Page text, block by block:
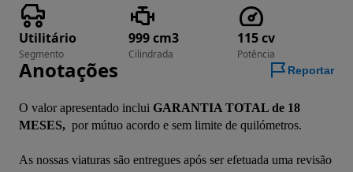
Utilitário
Segmento
999 cm3
Cilindrada
115 cv
Potência
Anotações Reportar
O valor apresentado inclui GARANTIA TOTAL de 18
MESES, por mútuo acordo e sem limite de quilómetros.
As nossas viaturas são entregues após ser efetuada uma revisão